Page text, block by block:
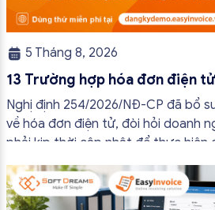
5 Tháng 8, 2026
13 Trường hợp hóa đơn điện
đủ nội dung từ 01/7/2026
Nghị định 254/2026/NĐ-CP đã bổ
về hóa đơn điện tử, đòi hỏi doanh
phải kịp thời cập nhật để thực hiện
bài viết này, hóa đơn điện tử
trường hợp hóa đơn điện tử không